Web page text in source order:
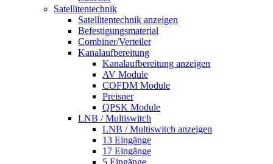
Satellitentechnik
Satellitentechnik anzeigen
Befestigungsmaterial
Combiner/Verteiler
Kanalaufbereitung
Kanalaufbereitung anzeigen
AV Module
COFDM Module
Preisner
QPSK Module
LNB / Multiswitch
LNB / Multiswitch anzeigen
13 Eingänge
17 Eingänge
5 Eingänge